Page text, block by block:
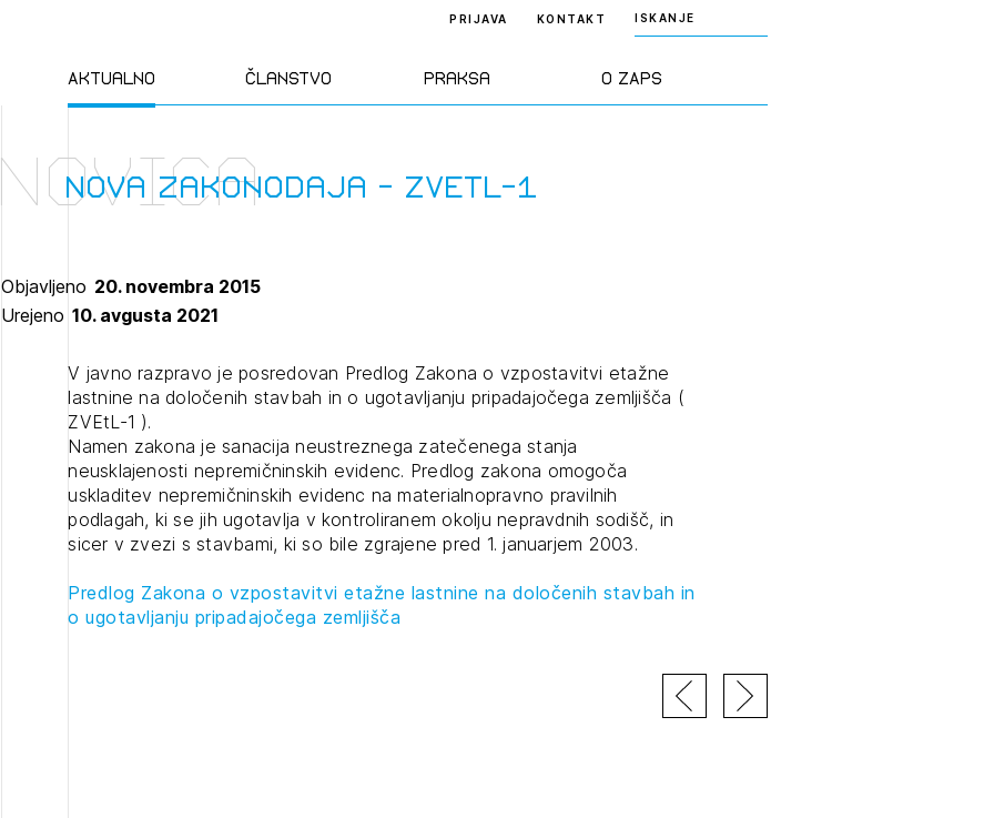
Aktualno Članstvo Praksa O ZAPS
PRIJAVA KONTAKT ISKANJE
Novice
Izobraževanja
Dogodki
Člani ZAPS
Opravljanje
dejavnosti
Sklepanje poslov
projektiranje
Strokovna pomoč
Projekti
dokumentov
Nova zakonodaja - ZVETL-1
Novica
Objavljeno 20. novembra 2015
Urejeno 10. avgusta 2021
V javno razpravo je posredovan Predlog Zakona o vzpostavitvi etažne
lastnine na določenih stavbah in o ugotavljanju pripadajočega zemljišča (
ZVEtL-1 ).
Namen zakona je sanacija neustreznega zatečenega stanja
neusklajenosti nepremičninskih evidenc. Predlog zakona omogoča
uskladitev nepremičninskih evidenc na materialnopravno pravilnih
podlagah, ki se jih ugotavlja v kontroliranem okolju nepravdnih sodišč, in
sicer v zvezi s stavbami, ki so bile zgrajene pred 1. januarjem 2003.
Predlog Zakona o vzpostavitvi etažne lastnine na določenih stavbah in
o ugotavljanju pripadajočega zemljišča